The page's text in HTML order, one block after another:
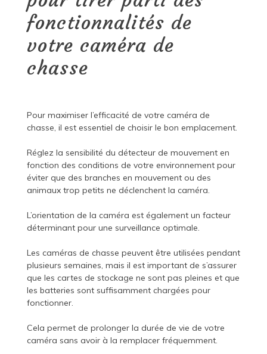
fonctionnalités de
votre caméra de
chasse
Pour maximiser l’efficacité de votre caméra de
chasse, il est essentiel de choisir le bon emplacement.
Réglez la sensibilité du détecteur de mouvement en
fonction des conditions de votre environnement pour
éviter que des branches en mouvement ou des
animaux trop petits ne déclenchent la caméra.
L’orientation de la caméra est également un facteur
déterminant pour une surveillance optimale.
Les caméras de chasse peuvent être utilisées pendant
plusieurs semaines, mais il est important de s’assurer
que les cartes de stockage ne sont pas pleines et que
les batteries sont suffisamment chargées pour
fonctionner.
Cela permet de prolonger la durée de vie de votre
caméra sans avoir à la remplacer fréquemment.